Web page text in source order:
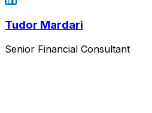
Tudor Mardari
Senior Financial Consultant